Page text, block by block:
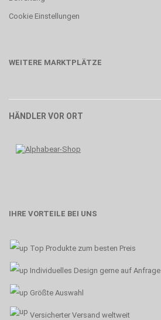
Cookie Einstellungen
WEITERE MARKTPLÄTZE
HÄNDLER VOR ORT
IHRE VORTEILE BEI UNS
Top Produkte zum besten Preis
Individuelles Design gerne auf Anfrage
Größte Auswahl
Versicherter Versand weltweit